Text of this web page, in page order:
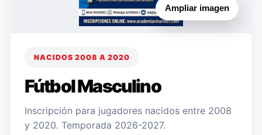
Ampliar imagen
NACIDOS 2008 A 2020
Fútbol Masculino
Inscripción para jugadores nacidos entre 2008
y 2020. Temporada 2026-2027.